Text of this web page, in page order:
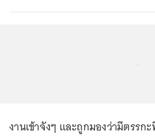
งานเข้าจังๆ และถูกมองว่ามีตรรก